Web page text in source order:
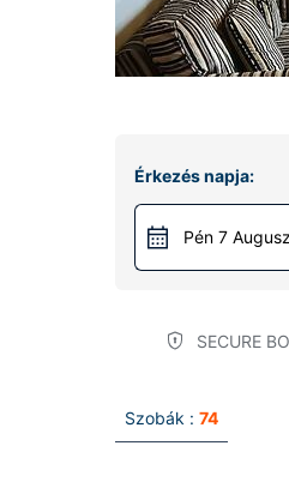
Érkezés napja:
Pén 7
SECURE
Szobák : 74